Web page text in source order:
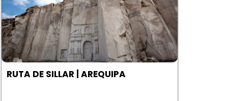
RUTA DE SILLAR | AREQUIPA